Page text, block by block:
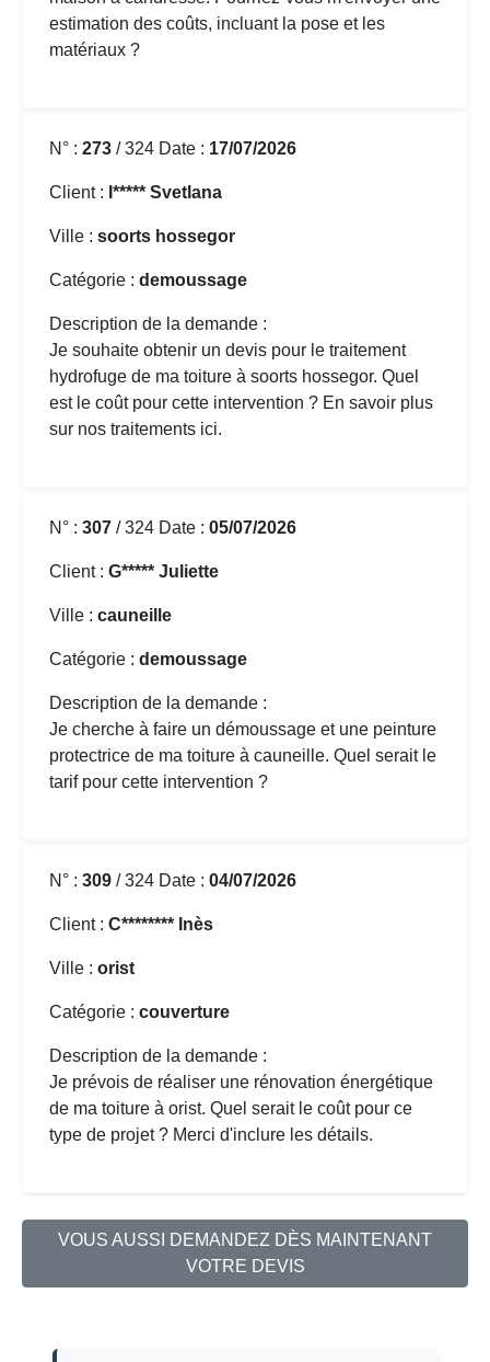
estimation des coûts, incluant la pose et les
matériaux ?
N° : 273 / 324 Date : 17/07/2026
Client : I***** Svetlana
Ville : soorts hossegor
Catégorie : demoussage
Description de la demande :
Je souhaite obtenir un devis pour le traitement
hydrofuge de ma toiture à soorts hossegor. Quel
est le coût pour cette intervention ? En savoir plus
sur nos traitements ici.
N° : 307 / 324 Date : 05/07/2026
Client : G***** Juliette
Ville : cauneille
Catégorie : demoussage
Description de la demande :
Je cherche à faire un démoussage et une peinture
protectrice de ma toiture à cauneille. Quel serait le
tarif pour cette intervention ?
N° : 309 / 324 Date : 04/07/2026
Client : C******** Inès
Ville : orist
Catégorie : couverture
Description de la demande :
Je prévois de réaliser une rénovation énergétique
de ma toiture à orist. Quel serait le coût pour ce
type de projet ? Merci d'inclure les détails.
VOUS AUSSI DEMANDEZ DÈS MAINTENANT
VOTRE DEVIS